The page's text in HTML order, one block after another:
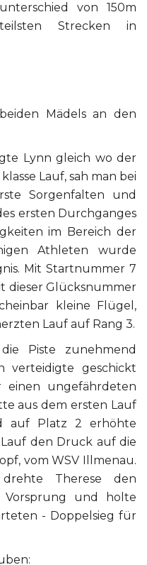
von 150m
Strecken in
Mädels an den
Lynn gleich wo der
Lauf, sah man bei
Sorgenfalten und
ersten Durchganges
im Bereich der
Athleten wurde
Mit Startnummer 7
dieser Glücksnummer
kleine Flügel,
Lauf auf Rang 3.
Piste zunehmend
verteidigte geschickt
ungefährdeten
aus dem ersten Lauf
auf Platz 2 erhöhte
den Druck auf die
vom WSV Illmenau.
Therese den
Vorsprung und holte
- Doppelsieg für